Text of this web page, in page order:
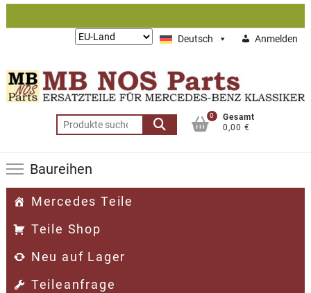
Zum
Deutsch Anmelden
Lieferung
Suchen
nach:
0
Gesamt
0,00 €
Baureihen
Mercedes Teile
Teile Shop
Neu auf Lager
Teileanfrage